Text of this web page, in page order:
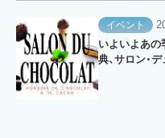
イベント
いよいよあの
典、サロン・